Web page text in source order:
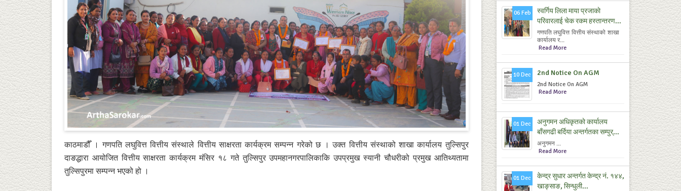
काठमाडौँ । गणपति लघुवित्त वित्तीय संस्थाले वित्तीय साक्षरता कार्यक्रम सम्पन्न गरेको छ । उक्त वित्तीय संस्थाको शाखा कार्यालय तुल्सिपुर
दाङद्धारा आयोजित वित्तीय साक्षरता कार्यक्रम मंसिर १८ गते तुल्सिपुर उपमहानगरपालिकाकि उपप्रमुख स्यानी चौधरीको प्रमुख आतिथ्यतामा
तुल्सिपुरमा सम्पन्न भएको हो ।
06 Feb
स्वर्गिय लिला माया प्रजाकाे
परिवारलाई चेक रकम हस्तान्तरण...
गणपति लघुवित्त वित्तीय संस्थाको शाखा
कार्यालय र...
Read More
10 Dec 2nd Notice On AGM
2nd Notice On AGM
Read More
01 Dec
अनुगमन अधिकृतकाे कार्यालय
बाँसगढी बर्दिया अन्तर्गतका सम्पुर्...
अनुगमन ...
Read More
01 Dec
केन्द्र सुधार अन्तर्गत केन्द्र नं. १४४,
खाङ्साङ, सिन्धुली...